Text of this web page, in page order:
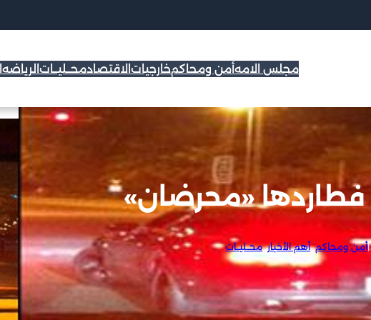
مجلس الامهأمن ومحاكمخارجيات الاقتصادمحــليــات الرياضه
فطاردها «محرضان»
|أمن ومحاكم, أهم الأخبار, محــليــات